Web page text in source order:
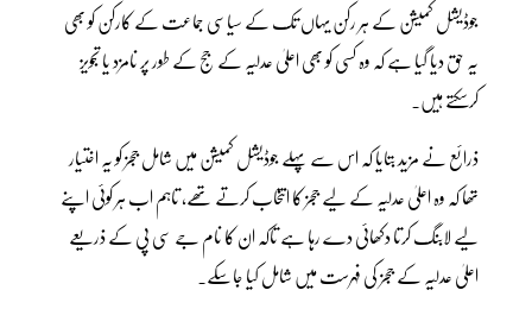
جوڈیشل کمیشن کے ہر رکن یہاں تک کے سیاسی جماعت کے کارکن کو بھی
یہ حق دیا گیا ہے کہ وہ کسی کو بھی اعلیٰ عدلیہ کے جج کے طور پر نامزد یا تجویز
کرسکتے ہیں۔
ذرائع نے مزید بتایا کہ اس سے پہلے جوڈیشل کمیشن میں شامل ججز کو یہ اختیار
تھا کہ وہ اعلیٰ عدلیہ کے لیے ججز کا انتخاب کرتے تھے، تاہم اب ہر کوئی اپنے
لیے لابنگ کرتا دکھائی دے رہا ہے تاکہ ان کا نام جے سی پی کے ذریعے
اعلیٰ عدلیہ کے ججز کی فہرست میں شامل کیا جاسکے۔